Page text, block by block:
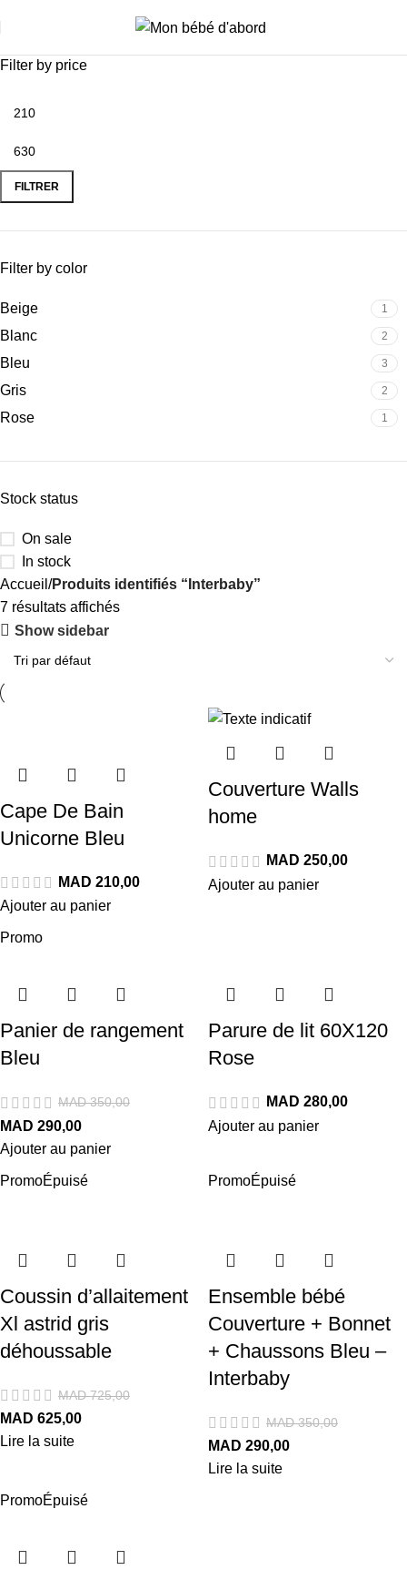
Filter by price
FILTRER
Filter by color
Beige 1
Blanc 2
Bleu 3
Gris 2
Rose 1
Stock status
On sale
In stock
Accueil Produits identifiés “Interbaby”
7 résultats affichés
Show sidebar
Cape De Bain
Unicorne Bleu
MAD
Ajouter au panier
Couverture Walls
home
MAD
Ajouter au panier
Promo
Panier de rangement
Bleu
MAD350,00
MAD 290,00
Ajouter au panier
Parure de lit 60X120
Rose
MAD
Ajouter au panier
PromoÉpuisé
Coussin d’allaitement
Xl astrid gris
déhoussable
MAD725,00
MAD 625,00
Lire la suite
PromoÉpuisé
Ensemble bébé
Couverture + Bonnet
+ Chaussons Bleu –
Interbaby
MAD350,00
MAD 290,00
Lire la suite
PromoÉpuisé